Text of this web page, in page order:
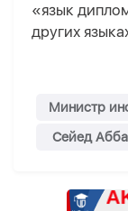
«язык
других
Министр
Сейед